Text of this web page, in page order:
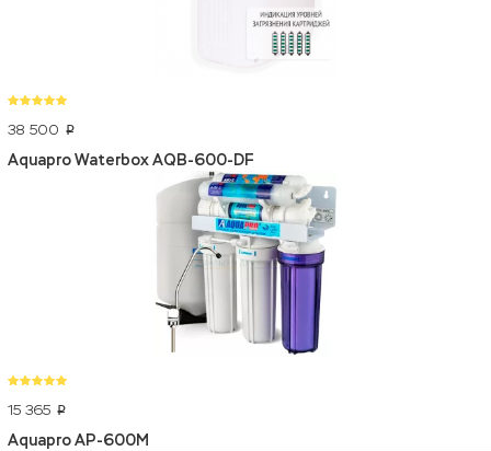
38 500 p
Aquapro Waterbox AQB-600-DF
15 365 p
Aquapro AP-600M